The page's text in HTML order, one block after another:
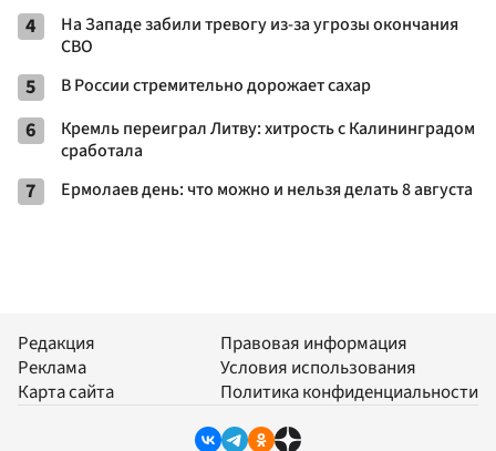
4
На Западе забили тревогу из-за угрозы окончания
СВО
5 В России стремительно дорожает сахар
6
Кремль переиграл Литву: хитрость с Калининградом
сработала
7 Ермолаев день: что можно и нельзя делать 8 августа
Редакция
Реклама
Карта сайта
Правовая информация
Условия использования
Политика конфиденциальности